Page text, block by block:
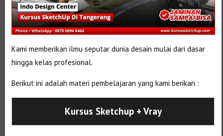
Kami memberikan ilmu seputar dunia desain mulai dari dasar
hingga kelas profesional.
Berikut ini adalah materi pembelajaran yang kami berikan :
Kursus Sketchup + Vray